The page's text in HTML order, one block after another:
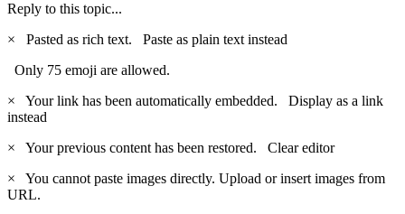
Reply to this topic...
×
Pasted as rich text. Paste as plain text instead
Only 75 emoji are allowed.
×
Your link has been automatically embedded. Display as a link
instead
×
Your previous content has been restored. Clear editor
×
You cannot paste images directly. Upload or insert images from
URL.